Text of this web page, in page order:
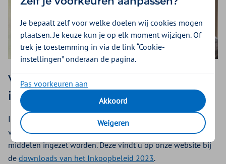
Voorwaarden aanvullend
inkoopbeleid VG7
In het aanvullend inkoopbeleid VG7 2023 leest u de
voorwaarden en de manier waarop deze extra toegekende
middelen ingezet worden. Deze vindt u op onze website bij
de downloads van het Inkoopbeleid 2023.
Je bepaalt zelf voor welke doelen wij cookies mogen
plaatsen. Je keuze kun je op elk moment wijzigen. Of
trek je toestemming in via de link “Cookie-
instellingen” onderaan de pagina.
Pas voorkeuren aan
Akkoord
Weigeren